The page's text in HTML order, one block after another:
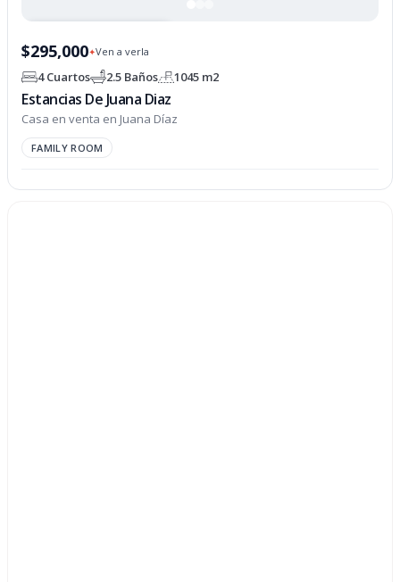
$295,000✦Ven a verla
4 Cuartos 2.5 Baños 1045 m2
Estancias De Juana Diaz
Casa en venta en Juana Díaz
FAMILY ROOM